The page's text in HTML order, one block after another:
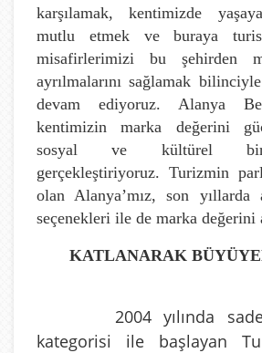
karşılamak, kentimizde
mutlu etmek ve buraya
misafirlerimizi bu şehirden
ayrılmalarını sağlamak bilinciyle
devam ediyoruz. Alanya
kentimizin marka değerini
sosyal ve kültürel
gerçekleştiriyoruz. Turizmin
olan Alanya’mız, son
seçenekleri ile de marka değerini
KATLANARAK
2004 yılında
kategorisi ile başlayan